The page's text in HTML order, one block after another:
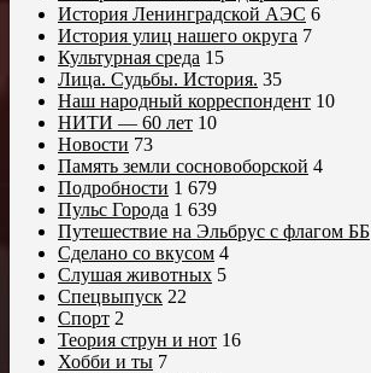
История Ленинградской АЭС 6
История улиц нашего округа 7
Культурная среда 15
Лица. Судьбы. История. 35
Наш народный корреспондент 10
НИТИ — 60 лет 10
Новости 73
Память земли сосновоборской 4
Подробности 1 679
Пульс Города 1 639
Путешествие на Эльбрус с флагом ББ
Сделано со вкусом 4
Слушая животных 5
Спецвыпуск 22
Спорт 2
Теория струн и нот 16
Хобби и ты 7